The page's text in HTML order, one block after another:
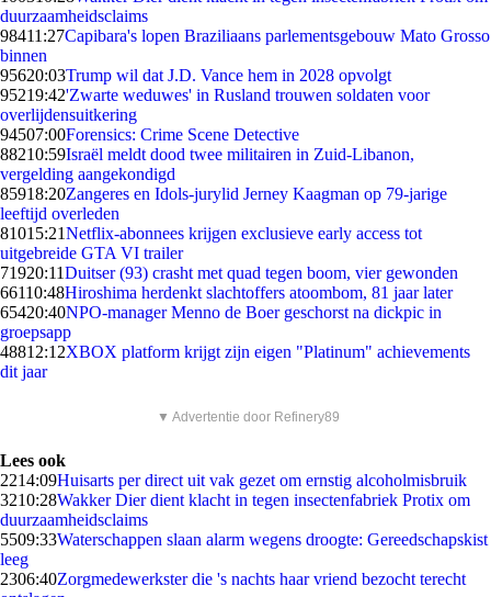
duurzaamheidsclaims
98411:27Capibara's lopen Braziliaans parlementsgebouw Mato Grosso
binnen
95620:03Trump wil dat J.D. Vance hem in 2028 opvolgt
95219:42'Zwarte weduwes' in Rusland trouwen soldaten voor
overlijdensuitkering
94507:00Forensics: Crime Scene Detective
88210:59Israël meldt dood twee militairen in Zuid-Libanon,
vergelding aangekondigd
85918:20Zangeres en Idols-jurylid Jerney Kaagman op 79-jarige
leeftijd overleden
81015:21Netflix-abonnees krijgen exclusieve early access tot
uitgebreide GTA VI trailer
71920:11Duitser (93) crasht met quad tegen boom, vier gewonden
66110:48Hiroshima herdenkt slachtoffers atoombom, 81 jaar later
65420:40NPO-manager Menno de Boer geschorst na dickpic in
groepsapp
48812:12XBOX platform krijgt zijn eigen "Platinum" achievements
dit jaar
▼ Advertentie door Refinery89
Lees ook
2214:09Huisarts per direct uit vak gezet om ernstig alcoholmisbruik
3210:28Wakker Dier dient klacht in tegen insectenfabriek Protix om
duurzaamheidsclaims
5509:33Waterschappen slaan alarm wegens droogte: Gereedschapskist
leeg
2306:40Zorgmedewerkster die 's nachts haar vriend bezocht terecht